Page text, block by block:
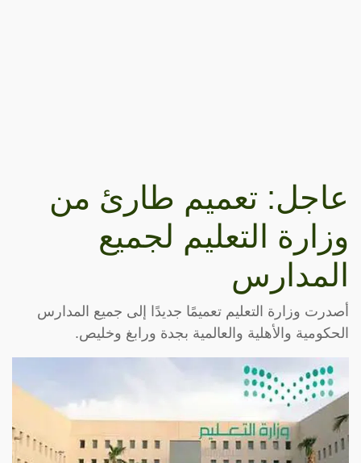
عاجل: تعميم طارئ من
وزارة التعليم لجميع
المدارس
أصدرت وزارة التعليم تعميمًا جديدًا إلى جميع المدارس
الحكومية والأهلية والعالمية بجدة ورابغ وخليص.